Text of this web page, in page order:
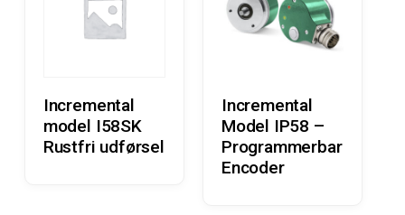
Læs Mere
Incremental
model I58SK
Rustfri udførsel
Læs Mere
Incremental
Model IP58 –
Programmerbar
Encoder